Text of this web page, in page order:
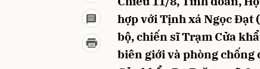
hợp với Tịnh xá Ngọc Đạt
bộ, chiến sĩ Trạm Cửa
biên giới và phòng